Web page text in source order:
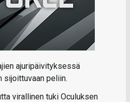
ajuripäivityksessä
sijoittuvaan peliin.
virallinen tuki Oculuksen